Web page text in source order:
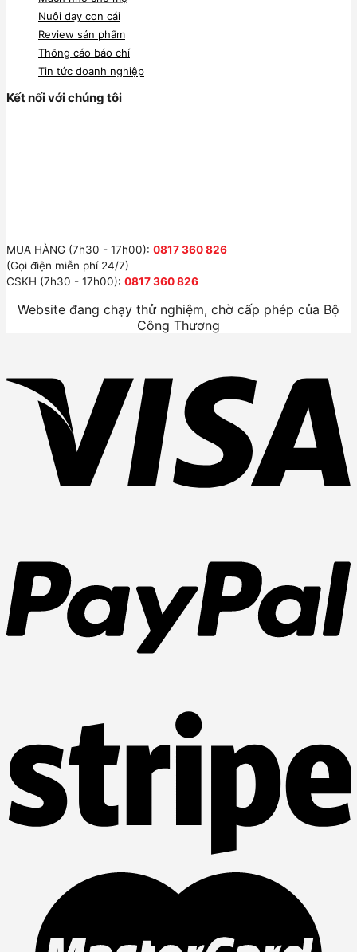
Nuôi dạy con cái
Review sản phẩm
Thông cáo báo chí
Tin tức doanh nghiệp
Kết nối với chúng tôi
MUA HÀNG (7h30 - 17h00): 0817 360 826
(Gọi điện miễn phí 24/7)
CSKH (7h30 - 17h00): 0817 360 826
Website đang chạy thử nghiệm, chờ cấp phép của Bộ
Công Thương